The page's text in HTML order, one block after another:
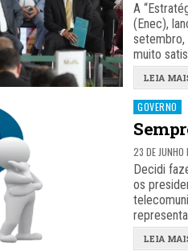
A
(Enec),
setembro,
muito
LEIA
Posted
in
GOVERNO
23 DE
Decidi
os
LEIA